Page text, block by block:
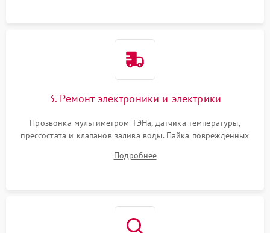
3. Ремонт электроники и электрики
Прозвонка мультиметром ТЭНа, датчика температуры,
прессостата и клапанов залива воды. Пайка поврежденных
Восстановление целостности проводки и контактов.
Подробнее